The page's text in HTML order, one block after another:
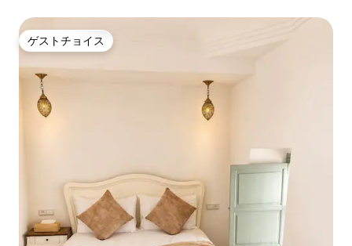
ゲストチョイス
ゲストチョイス